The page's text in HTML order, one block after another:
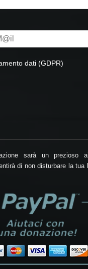
dati (GDPR)
sarà un prezioso
di non disturbare la tua